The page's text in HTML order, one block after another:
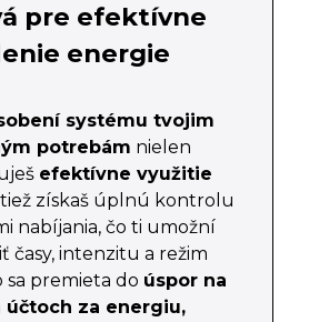
pre efektívne
energie
systému tvojim
potrebám nielen
efektívne využitie
tiež získaš úplnú kontrolu
nabíjania, čo ti umožní
časy, intenzitu a režim
sa premieta do úspor na
za energiu,